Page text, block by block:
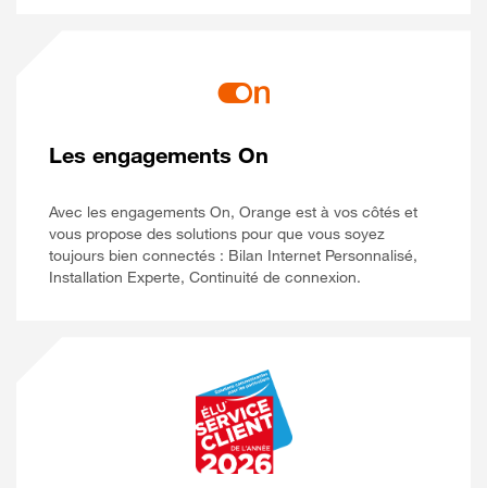
Les engagements On
Avec les engagements On, Orange est à vos côtés et
vous propose des solutions pour que vous soyez
toujours bien connectés : Bilan Internet Personnalisé,
Installation Experte, Continuité de connexion.